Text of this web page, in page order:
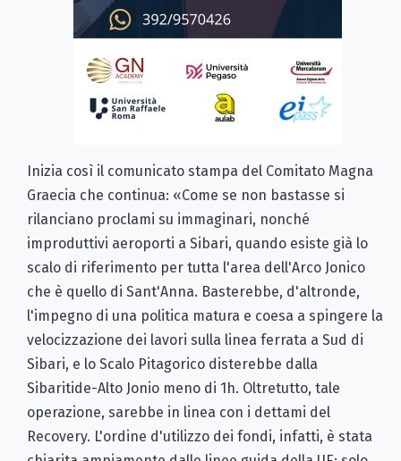
Inizia così il comunicato stampa del Comitato Magna
Graecia che continua: «Come se non bastasse si
rilanciano proclami su immaginari, nonché
improduttivi aeroporti a Sibari, quando esiste già lo
scalo di riferimento per tutta l'area dell'Arco Jonico
che è quello di Sant'Anna. Basterebbe, d'altronde,
l'impegno di una politica matura e coesa a spingere la
velocizzazione dei lavori sulla linea ferrata a Sud di
Sibari, e lo Scalo Pitagorico disterebbe dalla
Sibaritide-Alto Jonio meno di 1h. Oltretutto, tale
operazione, sarebbe in linea con i dettami del
Recovery. L'ordine d'utilizzo dei fondi, infatti, è stata